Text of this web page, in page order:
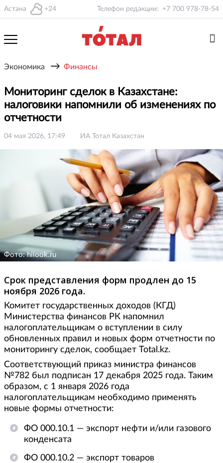
Астана +24 Телефон редакции: +7 700 978-78-54
Экономика → Финансы
Мониторинг сделок в Казахстане:
налоговики напомнили об изменениях по
отчетности
04 мая 2026, 17:49 ИА Тотал Казахстан
Фото: hilook.ru
Срок представления форм продлен до 15
ноября 2026 года.
Комитет государственных доходов (КГД)
Министерства финансов РК напомнил
налогоплательщикам о вступлении в силу
обновленных правил и новых форм отчетности по
мониторингу сделок, сообщает Total.kz.
Соответствующий приказ министра финансов
№782 был подписан 17 декабря 2025 года. Таким
образом, с 1 января 2026 года
налогоплательщикам необходимо применять
новые формы отчетности:
ФО 000.10.1 — экспорт нефти и/или газового
конденсата
ФО 000.10.2 — экспорт товаров